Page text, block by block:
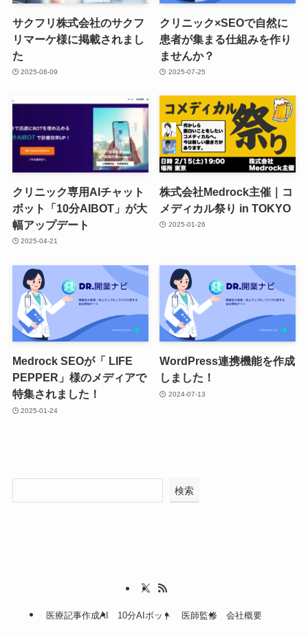
サクフリ株式会社のサクフ
リマーケ様に掲載されまし
た
2025-08-09
クリニック×SEOで自然に
患者が集まる仕組みを作り
ませんか？
2025-07-25
クリニック専用AIチャット
ボット「10分AIBOT」が大
幅アップデート
2025-04-21
株式会社Medrock主催｜コ
メディカル祭り in TOKYO
2025-01-26
Medrock SEOが「 LIFE
PEPPER」様のメディアで
特集されました！
2025-01-24
WordPress連携機能を作成
しました！
2024-07-13
検索
医療記事作成AI 10分AIボット 医師監修 会社概要